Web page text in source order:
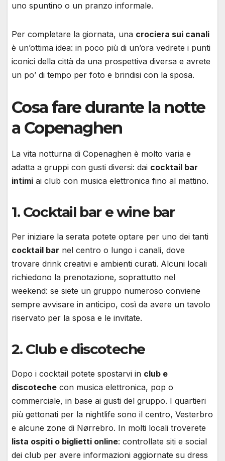
uno spuntino o un pranzo informale.
Per completare la giornata, una crociera sui canali
è un’ottima idea: in poco più di un’ora vedrete i punti
iconici della città da una prospettiva diversa e avrete
un po’ di tempo per foto e brindisi con la sposa.
Cosa fare durante la notte
a Copenaghen
La vita notturna di Copenaghen è molto varia e
adatta a gruppi con gusti diversi: dai cocktail bar
intimi ai club con musica elettronica fino al mattino.
1. Cocktail bar e wine bar
Per iniziare la serata potete optare per uno dei tanti
cocktail bar nel centro o lungo i canali, dove
trovare drink creativi e ambienti curati. Alcuni locali
richiedono la prenotazione, soprattutto nel
weekend: se siete un gruppo numeroso conviene
sempre avvisare in anticipo, così da avere un tavolo
riservato per la sposa e le invitate.
2. Club e discoteche
Dopo i cocktail potete spostarvi in club e
discoteche con musica elettronica, pop o
commerciale, in base ai gusti del gruppo. I quartieri
più gettonati per la nightlife sono il centro, Vesterbro
e alcune zone di Nørrebro. In molti locali troverete
lista ospiti o biglietti online: controllate siti e social
dei club per avere informazioni aggiornate su dress